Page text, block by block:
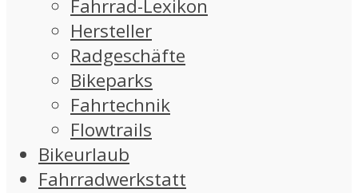
Fahrrad-Lexikon
Hersteller
Radgeschäfte
Bikeparks
Fahrtechnik
Flowtrails
Bikeurlaub
Fahrradwerkstatt